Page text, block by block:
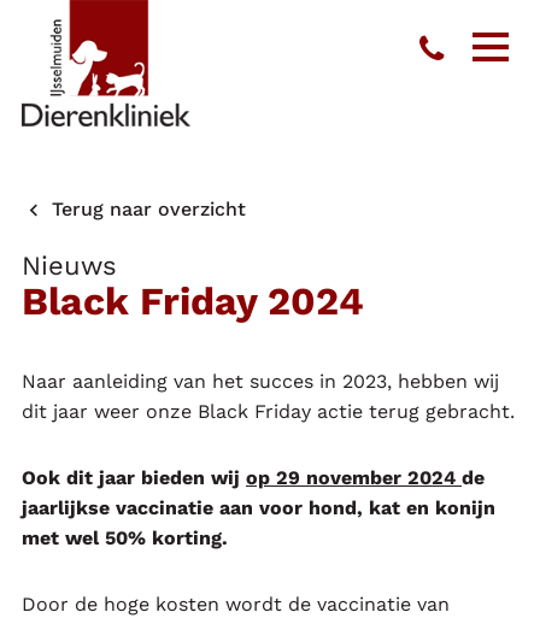
Toon
Terug naar overzicht
Nieuws
Black Friday 2024
Naar aanleiding van het succes in 2023, hebben wij
dit jaar weer onze Black Friday actie terug gebracht.
Ook dit jaar bieden wij op 29 november 2024 de
jaarlijkse vaccinatie aan voor hond, kat en konijn
met wel 50% korting.
Door de hoge kosten wordt de vaccinatie van